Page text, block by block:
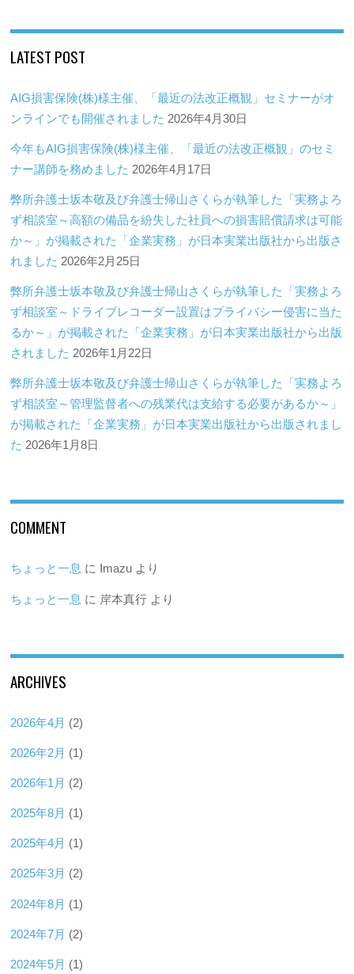
LATEST POST
AIG損害保険(株)様主催、「最近の法改正概観」セミナーがオ
ンラインでも開催されました 2026年4月30日
今年もAIG損害保険(株)様主催、「最近の法改正概観」のセミ
ナー講師を務めました 2026年4月17日
弊所弁護士坂本敬及び弁護士帰山さくらが執筆した「実務よろ
ず相談室～高額の備品を紛失した社員への損害賠償請求は可能
か～」が掲載された「企業実務」が日本実業出版社から出版さ
れました 2026年2月25日
弊所弁護士坂本敬及び弁護士帰山さくらが執筆した「実務よろ
ず相談室～ドライブレコーダー設置はプライバシー侵害に当た
るか～」が掲載された「企業実務」が日本実業出版社から出版
されました 2026年1月22日
弊所弁護士坂本敬及び弁護士帰山さくらが執筆した「実務よろ
ず相談室～管理監督者への残業代は支給する必要があるか～」
が掲載された「企業実務」が日本実業出版社から出版されまし
た 2026年1月8日
COMMENT
ちょっと一息 に Imazu より
ちょっと一息 に 岸本真行 より
ARCHIVES
2026年4月 (2)
2026年2月 (1)
2026年1月 (2)
2025年8月 (1)
2025年4月 (1)
2025年3月 (2)
2024年8月 (1)
2024年7月 (2)
2024年5月 (1)